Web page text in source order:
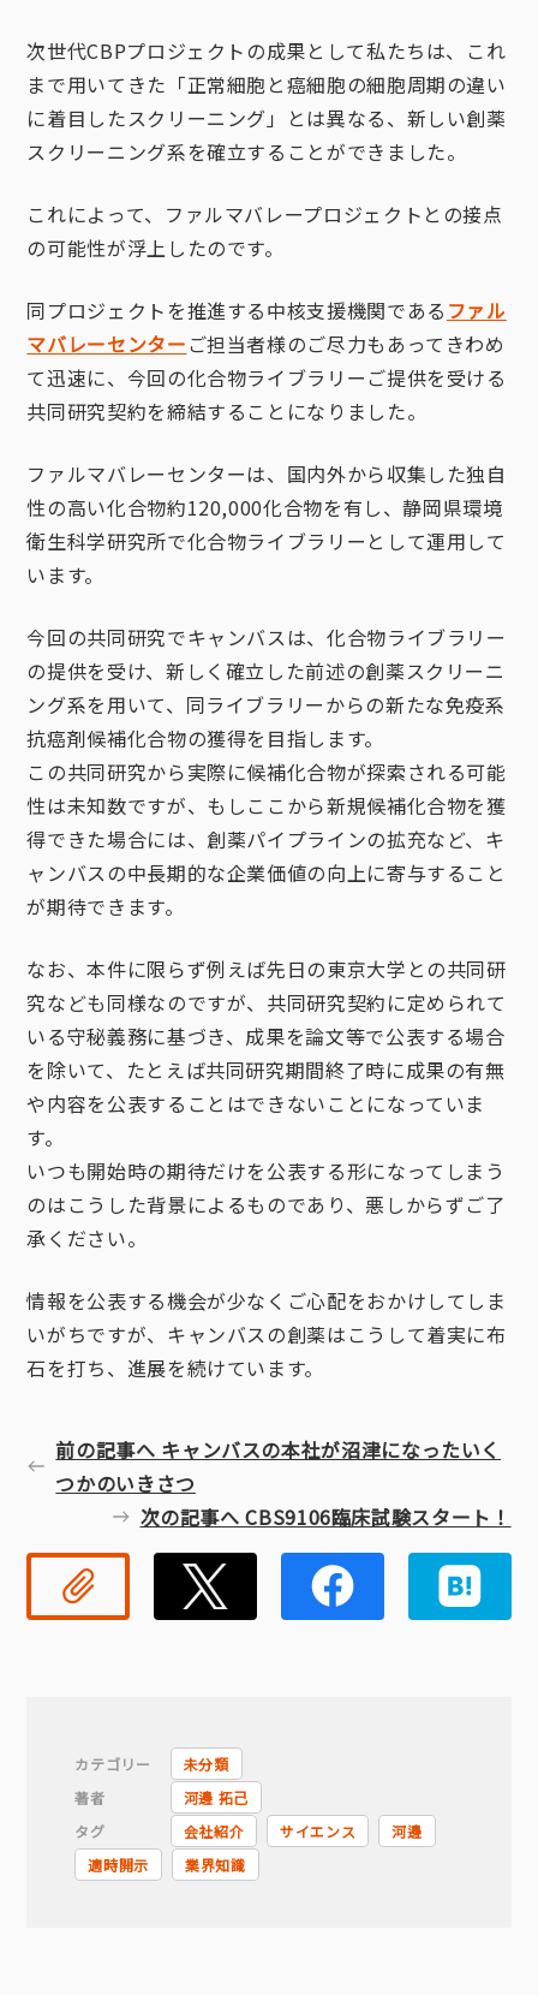
次世代CBPプロジェクトの成果として私たちは、これ
まで用いてきた「正常細胞と癌細胞の細胞周期の違い
に着目したスクリーニング」とは異なる、新しい創薬
スクリーニング系を確立することができました。
これによって、ファルマバレープロジェクトとの接点
の可能性が浮上したのです。
同プロジェクトを推進する中核支援機関である ファル
マバレーセンター ご担当者様のご尽力もあってきわめ
て迅速に、今回の化合物ライブラリーご提供を受ける
共同研究契約を締結することになりました。
ファルマバレーセンターは、国内外から収集した独自
性の高い化合物約120,000化合物を有し、静岡県環境
衛生科学研究所で化合物ライブラリーとして運用して
います。
今回の共同研究でキャンバスは、化合物ライブラリー
の提供を受け、新しく確立した前述の創薬スクリーニ
ング系を用いて、同ライブラリーからの新たな免疫系
抗癌剤候補化合物の獲得を目指します。
この共同研究から実際に候補化合物が探索される可能
性は未知数ですが、もしここから新規候補化合物を獲
得できた場合には、創薬パイプラインの拡充など、キ
ャンバスの中長期的な企業価値の向上に寄与すること
が期待できます。
なお、本件に限らず例えば先日の東京大学との共同研
究なども同様なのですが、共同研究契約に定められて
いる守秘義務に基づき、成果を論文等で公表する場合
を除いて、たとえば共同研究期間終了時に成果の有無
や内容を公表することはできないことになっていま
す。
いつも開始時の期待だけを公表する形になってしまう
のはこうした背景によるものであり、悪しからずご了
承ください。
情報を公表する機会が少なくご心配をおかけしてしま
いがちですが、キャンバスの創薬はこうして着実に布
石を打ち、進展を続けています。
前の記事へ キャンバスの本社が沼津になったいく
つかのいきさつ
次の記事へ CBS9106臨床試験スタート！
リンクコピー Twitter
カテゴリー
未分類
著者
河邊 拓己
タグ
会社紹介 サイエンス
河邊
適時開示
業界知識